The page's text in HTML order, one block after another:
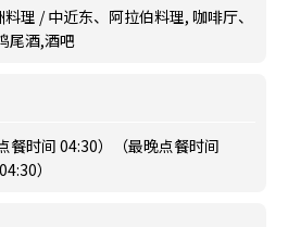
理 / 中近东、阿拉伯料理, 咖啡厅、
尾酒,酒吧
餐时间 04:30）（最晚点餐时间
）